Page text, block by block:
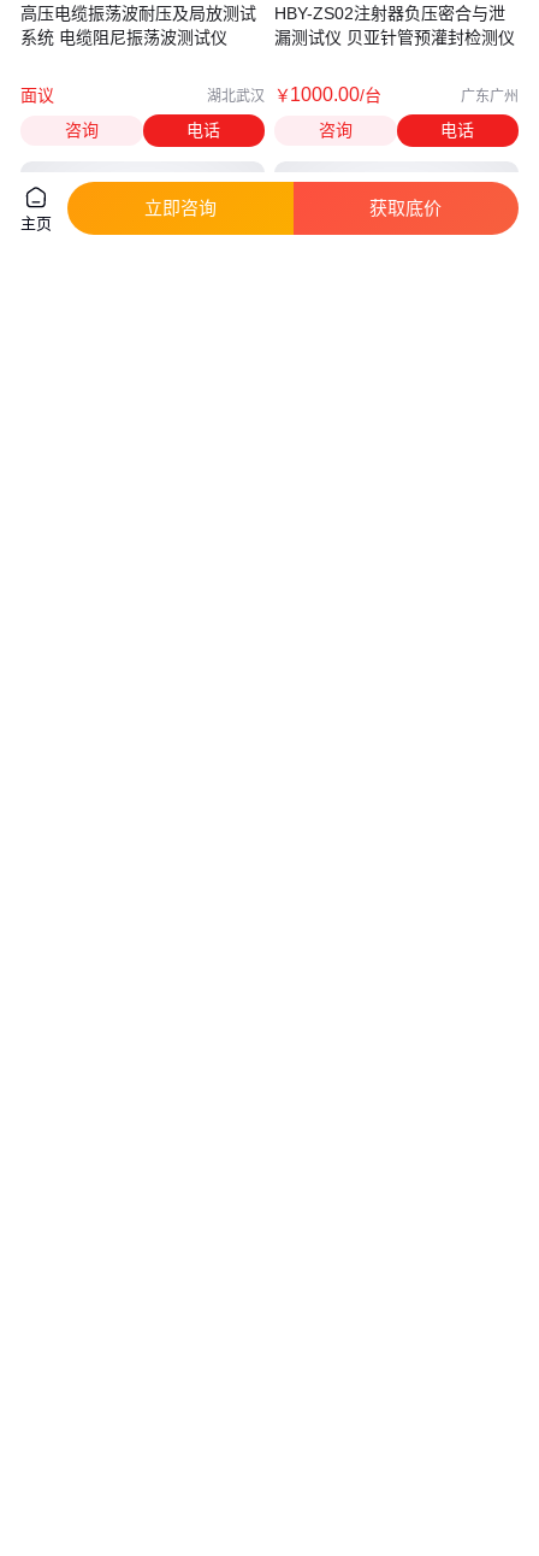
高压电缆振荡波耐压及局放测试
系统 电缆阻尼振荡波测试仪
面议 湖北武汉
咨询 电话
HBY-ZS02注射器负压密合与泄
漏测试仪 贝亚针管预灌封检测仪
￥1000.00/台 广东广州
咨询 电话
主页
立即咨询 获取底价